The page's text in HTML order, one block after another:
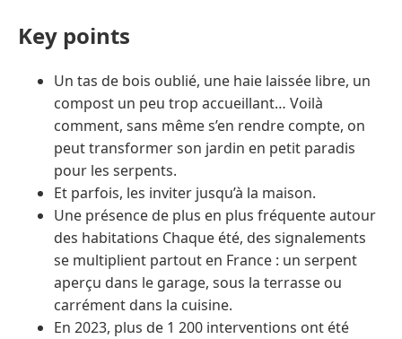
Key points
Un tas de bois oublié, une haie laissée libre, un
compost un peu trop accueillant… Voilà
comment, sans même s’en rendre compte, on
peut transformer son jardin en petit paradis
pour les serpents.
Et parfois, les inviter jusqu’à la maison.
Une présence de plus en plus fréquente autour
des habitations Chaque été, des signalements
se multiplient partout en France : un serpent
aperçu dans le garage, sous la terrasse ou
carrément dans la cuisine.
En 2023, plus de 1 200 interventions ont été